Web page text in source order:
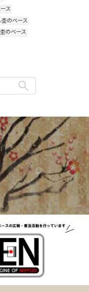
ス
のベース
のベース